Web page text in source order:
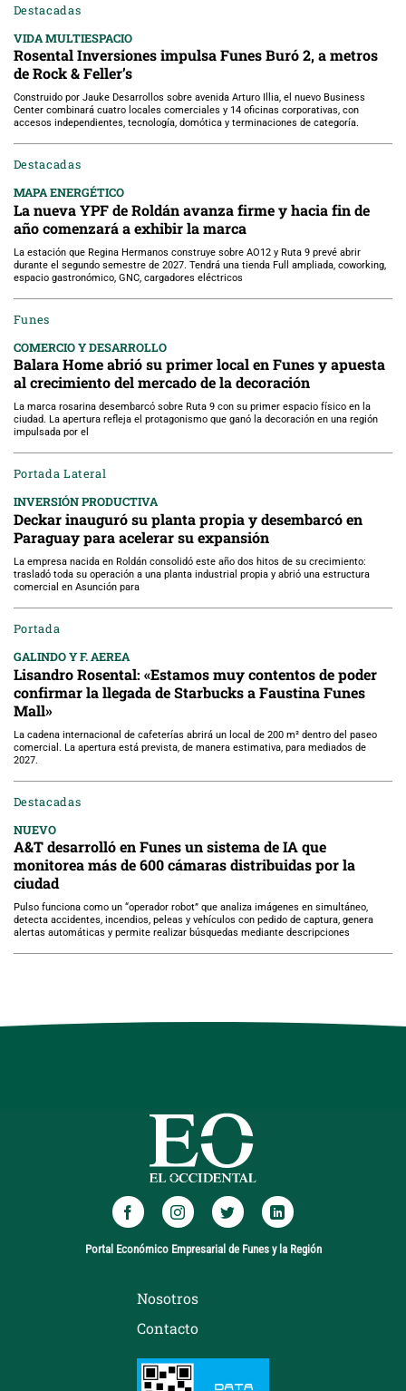
Destacadas
VIDA MULTIESPACIO
Rosental Inversiones impulsa Funes Buró 2, a metros
de Rock & Feller’s
Construido por Jauke Desarrollos sobre avenida Arturo Illia, el nuevo Business
Center combinará cuatro locales comerciales y 14 oficinas corporativas, con
accesos independientes, tecnología, domótica y terminaciones de categoría.
Destacadas
MAPA ENERGÉTICO
La nueva YPF de Roldán avanza firme y hacia fin de
año comenzará a exhibir la marca
La estación que Regina Hermanos construye sobre AO12 y Ruta 9 prevé abrir
durante el segundo semestre de 2027. Tendrá una tienda Full ampliada, coworking,
espacio gastronómico, GNC, cargadores eléctricos
Funes
COMERCIO Y DESARROLLO
Balara Home abrió su primer local en Funes y apuesta
al crecimiento del mercado de la decoración
La marca rosarina desembarcó sobre Ruta 9 con su primer espacio físico en la
ciudad. La apertura refleja el protagonismo que ganó la decoración en una región
impulsada por el
Portada Lateral
INVERSIÓN PRODUCTIVA
Deckar inauguró su planta propia y desembarcó en
Paraguay para acelerar su expansión
La empresa nacida en Roldán consolidó este año dos hitos de su crecimiento:
trasladó toda su operación a una planta industrial propia y abrió una estructura
comercial en Asunción para
Portada
GALINDO Y F. AEREA
Lisandro Rosental: «Estamos muy contentos de poder
confirmar la llegada de Starbucks a Faustina Funes
Mall»
La cadena internacional de cafeterías abrirá un local de 200 m² dentro del paseo
comercial. La apertura está prevista, de manera estimativa, para mediados de
2027.
Destacadas
NUEVO
A&T desarrolló en Funes un sistema de IA que
monitorea más de 600 cámaras distribuidas por la
ciudad
Pulso funciona como un “operador robot” que analiza imágenes en simultáneo,
detecta accidentes, incendios, peleas y vehículos con pedido de captura, genera
alertas automáticas y permite realizar búsquedas mediante descripciones
Portal Económico Empresarial de Funes y la Región
Nosotros
Contacto